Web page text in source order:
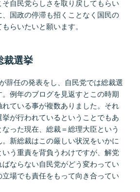
自民党らしさを取り戻してもらい
国政の停滞も招くことなく国民の
らいたいと願います。
選挙
辞任の発表をし、自民党では総裁選
例年のブログを見返すとこの時期
ている事が複数ありました。それ
が行われているということでもあ
った現在、総裁＝総理大臣という
新総裁はこの厳しい状況をいかに
う重責を背負うわけですが、解党
ならない自民党がどう変わってい
立場でも責任をもって向き合ってい